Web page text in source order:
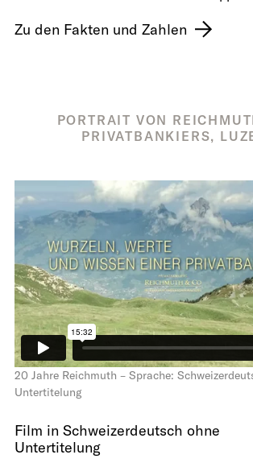
Zu den Fakten und Zahlen
PORTRAIT VON
PRIVATBANKIERS,
20 Jahre Reichmuth – Sprache:
Untertitelung
Film in Schweizerdeutsch ohne
Untertitelung